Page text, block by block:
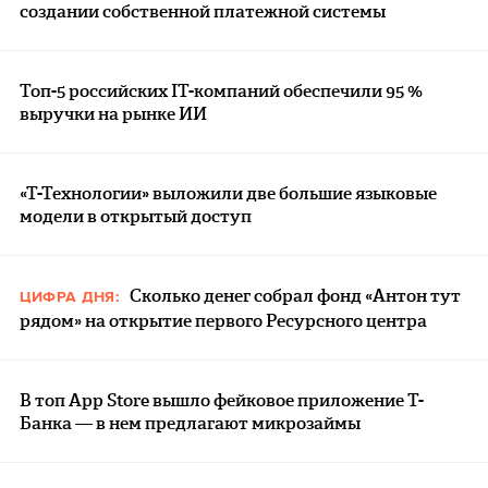
создании собственной платежной системы
Топ-5 российских IT-компаний обеспечили 95 %
выручки на рынке ИИ
«Т-Технологии» выложили две большие языковые
модели в открытый доступ
ЦИФРА ДНЯ: Сколько денег собрал фонд «Антон тут
рядом» на открытие первого Ресурсного центра
В топ App Store вышло фейковое приложение Т-
Банка — в нем предлагают микрозаймы